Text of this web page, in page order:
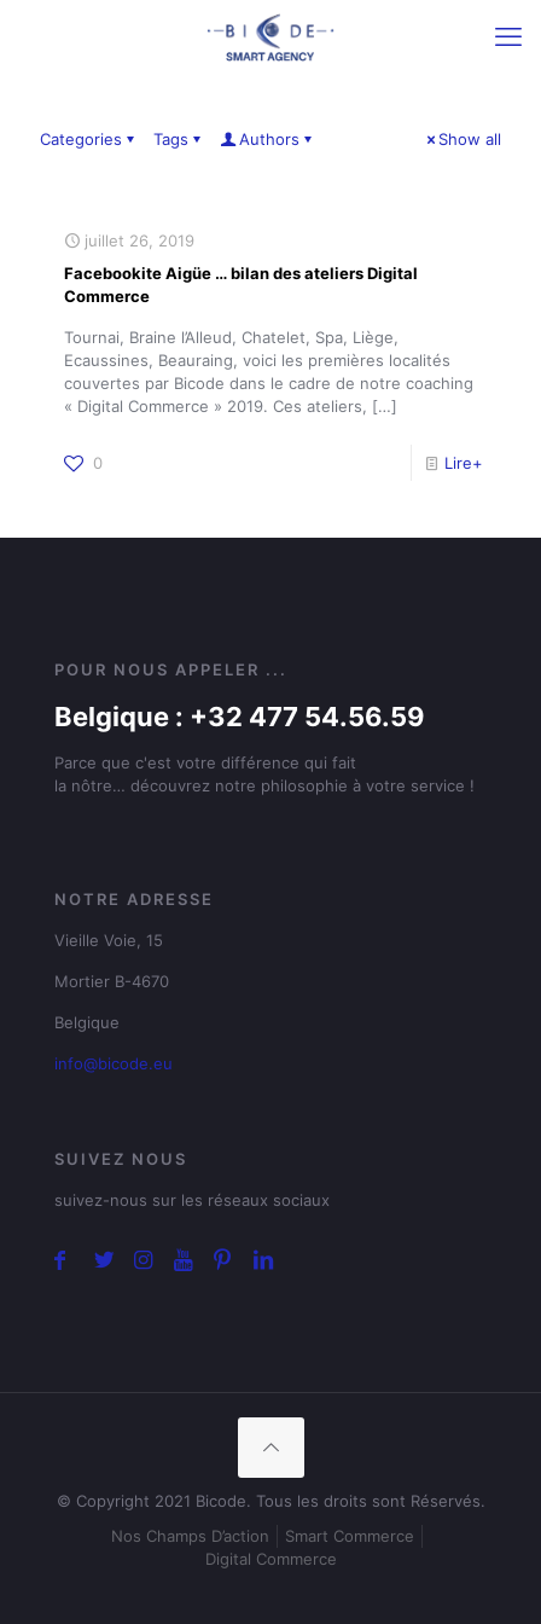
Categories Tags Authors Show all
juillet 26, 2019
Facebookite Aigüe … bilan des ateliers Digital
Commerce
Tournai, Braine l’Alleud, Chatelet, Spa, Liège,
Ecaussines, Beauraing, voici les premières localités
couvertes par Bicode dans le cadre de notre coaching
« Digital Commerce » 2019. Ces ateliers, […]
0 Lire+
POUR NOUS APPELER ...
Belgique : +32 477 54.56.59
Parce que c'est votre différence qui fait
la nôtre… découvrez notre philosophie à votre service !
NOTRE ADRESSE
Vieille Voie, 15
Mortier B-4670
Belgique
info@bicode.eu
SUIVEZ NOUS
suivez-nous sur les réseaux sociaux
© Copyright 2021 Bicode. Tous les droits sont Réservés.
Nos Champs D’action
Smart Commerce
Digital Commerce